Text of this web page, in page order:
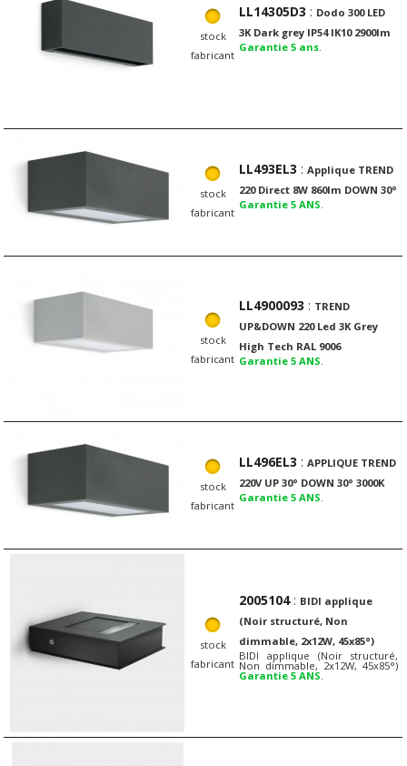
stock
fabricant
LL14305D3 : Dodo 300 LED
3K Dark grey IP54 IK10 2900lm
Garantie 5 ans
stock
fabricant
LL493EL3 :Applique TREND
220 Direct 8W 860lm DOWN 30°
Garantie 5 ANS
stock
fabricant
LL4900093 : TREND
UP&DOWN 220 Led 3K Grey
High Tech RAL 9006
Garantie 5 ANS
stock
fabricant
LL496EL3 :APPLIQUE TREND
220V UP 30° DOWN 30° 3000K
Garantie 5 ANS
stock
fabricant
2005104: BIDI applique
(Noir structuré, Non
dimmable, 2x12W, 45x85°)
BIDI applique (Noir structuré,
Non dimmable, 2x12W, 45x85°)
Garantie 5 ANS